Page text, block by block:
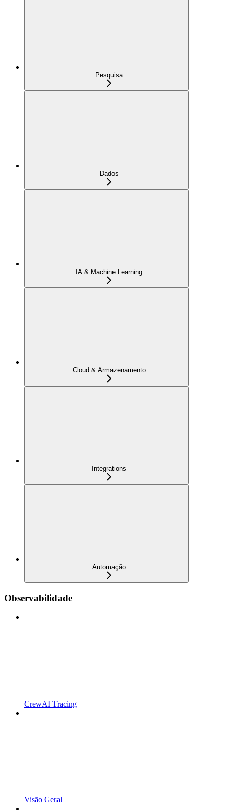
Pesquisa
Dados
IA & Machine Learning
Cloud & Armazenamento
Integrations
Automação
Observabilidade
CrewAI Tracing
Visão Geral